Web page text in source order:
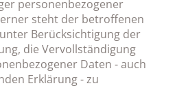
personenbezogener
steht der betroffenen
Berücksichtigung der
die Vervollständigung
Daten - auch
Erklärung - zu